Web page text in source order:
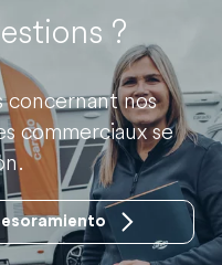
?
concernant nos
commerciaux se